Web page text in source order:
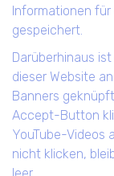
Informationen
gespeichert.
Darüberhinaus
dieser Website
Banners
Accept-Button
YouTube-Videos
nicht klicken,